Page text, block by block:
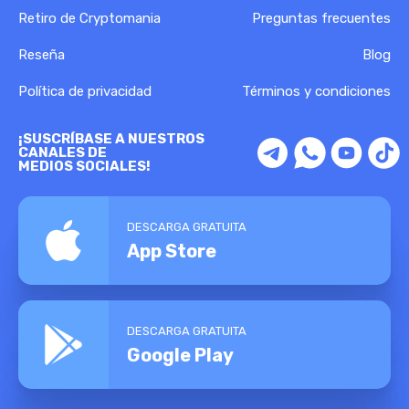
Retiro de Cryptomania Preguntas frecuentes
Reseña Blog
Política de privacidad Términos y condiciones
¡SUSCRÍBASE A NUESTROS
CANALES DE
MEDIOS SOCIALES!
DESCARGA GRATUITA
App Store
DESCARGA GRATUITA
Google Play